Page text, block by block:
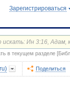
Зарегистрироваться
в текущем разделе
Поделиться